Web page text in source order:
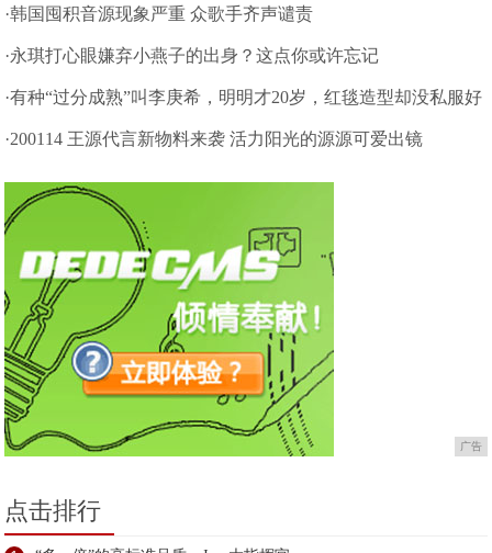
·韩国囤积音源现象严重 众歌手齐声谴责
·永琪打心眼嫌弃小燕子的出身？这点你或许忘记
·有种“过分成熟”叫李庚希，明明才20岁，红毯造型却没私服好
看
·200114 王源代言新物料来袭 活力阳光的源源可爱出镜
广告
点击排行